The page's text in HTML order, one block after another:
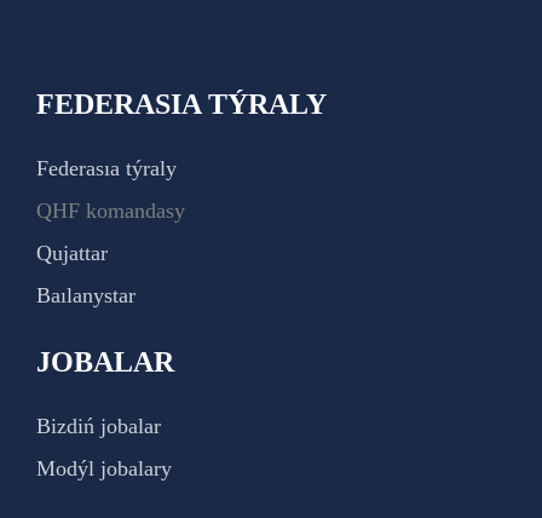
FEDERASIA TÝRALY
Federasıa týraly
QHF komandasy
Qujattar
Baılanystar
JOBALAR
Bizdiń jobalar
Modýl jobalary